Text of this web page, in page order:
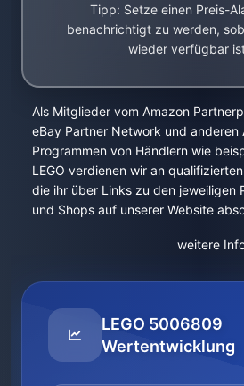
Tipp: Setze einen Preis-
benachrichtigt zu werden,
wieder verfügbar
Als Mitglieder vom Amazon
eBay Partner Network und anderen
Programmen von Händlern wie
LEGO verdienen wir an
die ihr über Links zu den jeweiligen
und Shops auf unserer Website
weitere
LEGO 5006809
Wertentwicklung